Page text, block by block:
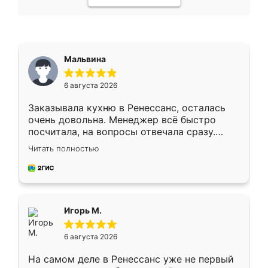
Мальвина
6 августа 2026
Заказывала кухню в Ренессанс, осталась
очень довольна. Менеджер всё быстро
посчитала, на вопросы отвечала сразу.
Замерщик приехал в субботу, подошёл к
делу со всей ответственностью. Собрали
за день, ребята работали аккуратно, даже
Читать полностью
Игорь М.
6 августа 2026
На самом деле в Ренессанс уже не первый